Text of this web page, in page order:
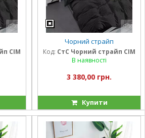
СІМ
Чорний страйп
Код: СтС Чорний страйп СІМ
В наявності
3 380,00 грн.
Купити